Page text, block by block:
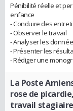
Pénibilité réelle et
enfance
- Conduire des
- Observer le travail
- Analyser les
- Présenter les
- Rédiger une
La Poste
rose de
travail stagiaire